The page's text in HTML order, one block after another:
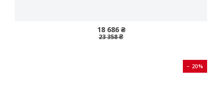
18 686 ₴
23 358 ₴
− 20%